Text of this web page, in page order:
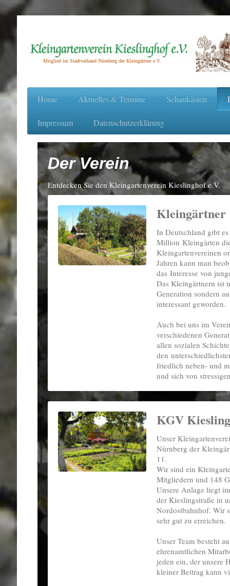
Mitglied im Stadtverband Nürnberg der Kleingärtner e.V.
Home Aktuelles & Termine Schaukästen
Impressum Datenschutzerklärung
Der Verein
Entdecken Sie den Kleingartenverein Kieslinghof e.V.
Kleingärtner
In Deutschland gibt
Million Kleingärten
Kleingartenvereinen
Jahren kann man
das Interesse von
Das Kleingärtnern ist
Generation sondern
interessant geworden.
Auch bei uns im
verschiedenen
allen sozialen
den
friedlich neben- und
und sich von
KGV
Unser
Nürnberg der
11.
Wir sind ein
Mitgliedern und 148
Unsere Anlage liegt
der Kieslingstraße in
Nordostbahnhof. Wir
sehr gut zu erreichen.
Unser Team besteht
ehrenamtlichen
jeden ein, der unsere
kleiner Beitrag kann